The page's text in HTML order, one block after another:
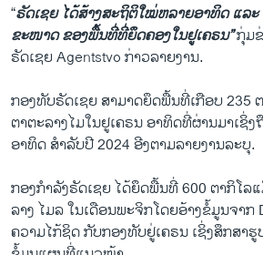
“ຣັດເຊຍ ໄດ້ສ້າງສະຖິຕິໃໝ່ຫລາຍອາທິດ ແລ
ຂະໜາດ ຂອງພື້ນທີ່ທີ່ຍຶດຄອງໃນຢູເຄຣນ”ກຸ່ມ
ຣັດເຊຍ Agentstvo ກ່າວລາຍງານ.
ກອງທັບຣັດເຊຍ ສາມາດຍຶດພື້ນທີ່ເກືອບ 235
ຕາຕະລາງໄມໃນຢູເຄຣນ ອາທິດທີ່ຜ່ານມາເຊິ່
ອາທິດ ສຳລັບປີ 2024 ອີງຕາມລາຍງານລະບຸ.
ກອງກຳລັງຣັດເຊຍ ໄດ້ຍຶດພື້ນທີ່ 600 ຕາກິ​ໂລ​
ລາງ ໄມລ ໃນເດືອນພະຈິກໂດຍອ້າງຂໍ້ມູນຈາກ
ຄວາມໄກ້ຊິດ ກັບກອງທັບຢູ່ເຄຣນ ເຊິ່ງສຶກສາ